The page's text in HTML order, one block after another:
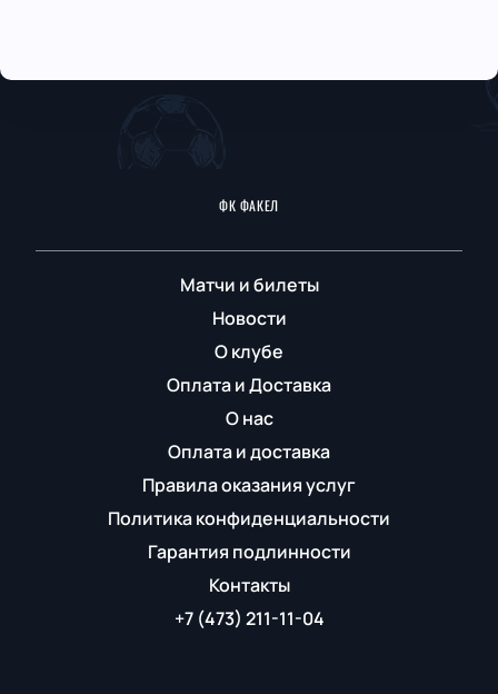
ФК ФАКЕЛ
Матчи и билеты
Новости
О клубе
Оплата и Доставка
О нас
Оплата и доставка
Правила оказания услуг
Политика конфиденциальности
Гарантия подлинности
Контакты
+7 (473) 211-11-04